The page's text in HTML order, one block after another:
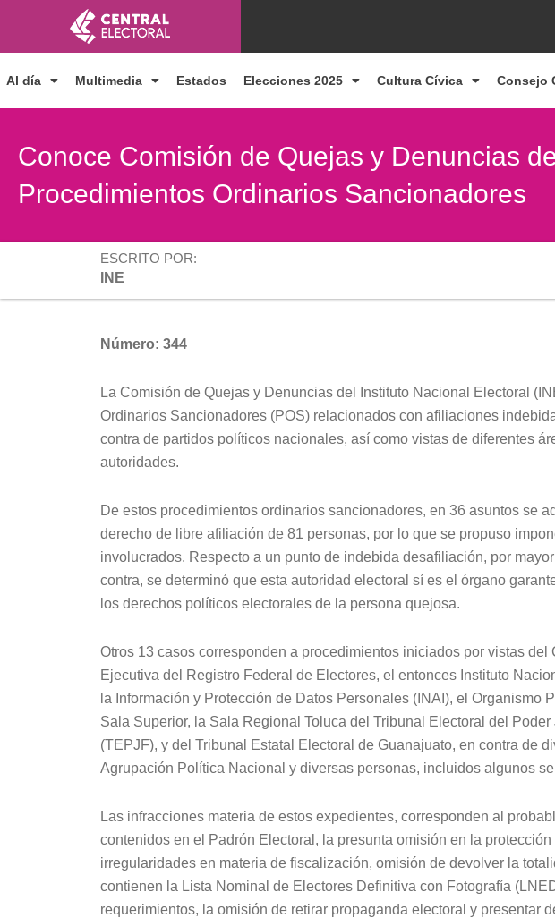
contenido
Al día Multimedia Estados Elecciones 2025 Cultura Cívica Consejo
Conoce Comisión de Quejas y Denuncias
Procedimientos Ordinarios Sancionadores
ESCRITO POR:
INE
Número: 344
La Comisión de Quejas y Denuncias del Instituto Nacional Electoral
Ordinarios Sancionadores (POS) relacionados con afiliaciones
contra de partidos políticos nacionales, así como vistas de diferentes
autoridades.
De estos procedimientos ordinarios sancionadores, en 36 asuntos se
derecho de libre afiliación de 81 personas, por lo que se propuso
involucrados. Respecto a un punto de indebida desafiliación, por
contra, se determinó que esta autoridad electoral sí es el órgano
los derechos políticos electorales de la persona quejosa.
Otros 13 casos corresponden a procedimientos iniciados por vistas
Ejecutiva del Registro Federal de Electores, el entonces Instituto
la Información y Protección de Datos Personales (INAI), el Organismo
Sala Superior, la Sala Regional Toluca del Tribunal Electoral del
(TEPJF), y del Tribunal Estatal Electoral de Guanajuato, en contra de
Agrupación Política Nacional y diversas personas, incluidos algunos
Las infracciones materia de estos expedientes, corresponden al
contenidos en el Padrón Electoral, la presunta omisión en la
irregularidades en materia de fiscalización, omisión de devolver la
contienen la Lista Nominal de Electores Definitiva con Fotografía
requerimientos, la omisión de retirar propaganda electoral y presentar